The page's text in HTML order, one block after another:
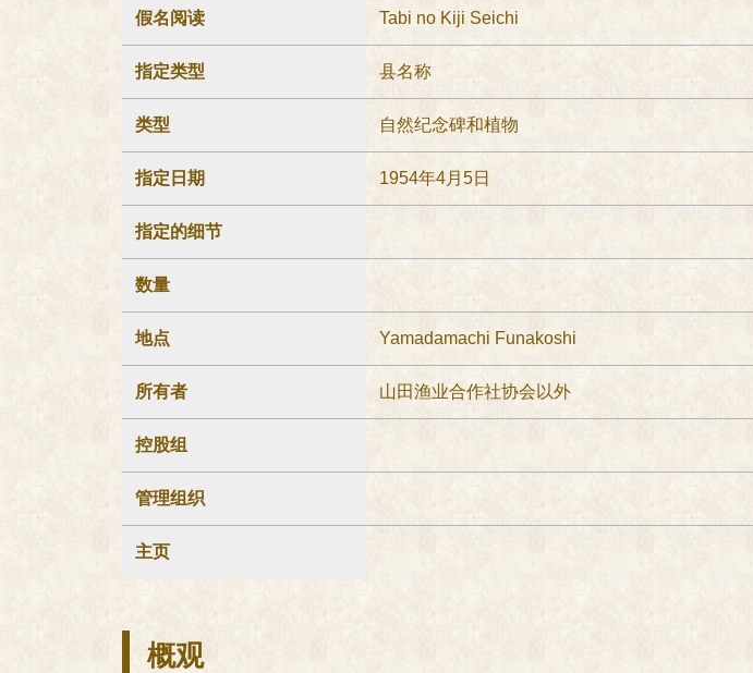
假名阅读 Tabi no Kiji Seichi
指定类型 县名称
类型 自然纪念碑和植物
指定日期 1954年4月5日
指定的细节
数量
地点 Yamadamachi Funakoshi
所有者 山田渔业合作社协会以外
控股组
管理组织
主页
概观